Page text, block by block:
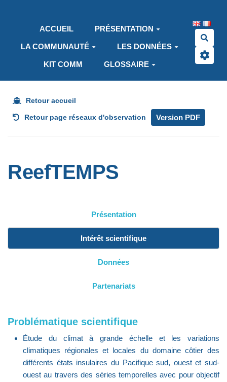
ACCUEIL
PRÉSENTATION
LA COMMUNAUTÉ LES DONNÉES
KIT COMM GLOSSAIRE
Retour accueil
Retour page réseaux d'observation Version PDF
ReefTEMPS
Présentation
Intérêt scientifique
Données
Partenariats
Problématique scientifique
Étude du climat à grande échelle et les variations
climatiques régionales et locales du domaine côtier des
différents états insulaires du Pacifique sud, ouest et sud-
ouest au travers des séries temporelles avec pour objectif